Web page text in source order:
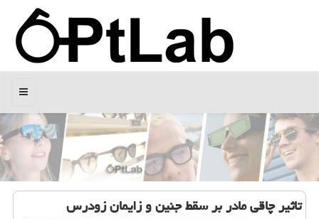
منو
تاثیر چاقی مادر بر سقط جنین و زایمان زودرس